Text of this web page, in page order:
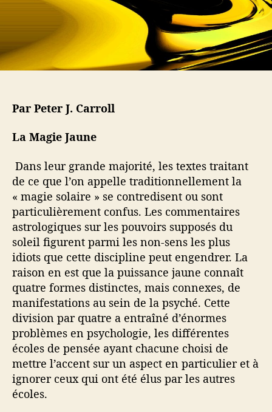
r
i
l
e
e
Par Peter J. Carroll
La Magie Jaune
Dans leur grande majorité, les textes traitant
de ce que l’on appelle traditionnellement la
« magie solaire » se contredisent ou sont
particulièrement confus. Les commentaires
astrologiques sur les pouvoirs supposés du
soleil figurent parmi les non-sens les plus
idiots que cette discipline peut engendrer. La
raison en est que la puissance jaune connaît
quatre formes distinctes, mais connexes, de
manifestations au sein de la psyché. Cette
division par quatre a entraîné d’énormes
problèmes en psychologie, les différentes
écoles de pensée ayant chacune choisi de
mettre l’accent sur un aspect en particulier et à
ignorer ceux qui ont été élus par les autres
écoles.